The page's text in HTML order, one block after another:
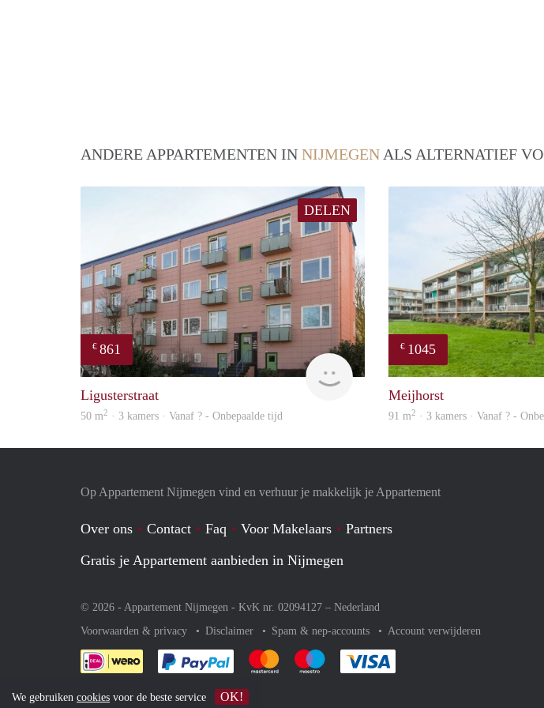
ANDERE APPARTEMENTEN IN NIJMEGEN ALS ALTERNATIEF
DELEN
€ 861
Woning
Ligusterstraat
50 m2 · 3 kamers · Vanaf ? - Onbepaalde tijd
€ 1045
Meijhorst
91 m2 · 3 kamers · Vanaf ? -
Op Appartement Nijmegen vind en verhuur je makkelijk je Appartement
Over ons Contact Faq Voor Makelaars
Partners
Gratis je Appartement aanbieden in Nijmegen
© 2026 - Appartement Nijmegen - KvK nr. 02094127 – Nederland
Voorwaarden & privacy
Disclaimer Spam & nep-accounts Account verwijderen
Je rekent gemakkelijk af met Paypal
Je rekent gemakkelijk af met Mastercard
Je rekent gemakkelijk af met Meastro
We gebruiken cookies voor de beste service OK!